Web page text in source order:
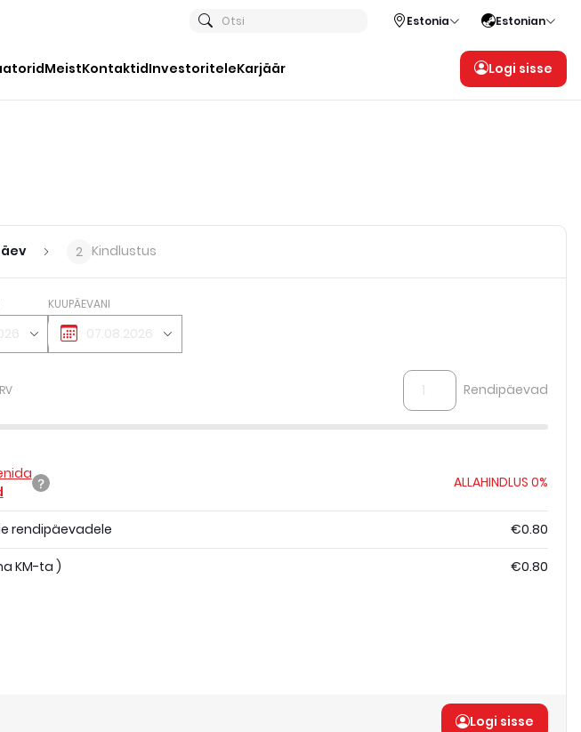
Otsi Estonia Estonian
MeistKontaktidInvestoriteleKarjäär Logi sisse
2 Kindlustus
KUUPÄEVANI
Rendipäevad
ALLAHINDLUS 0%
rendipäevadele €0.80
KM-ta ) €0.80
Logi sisse